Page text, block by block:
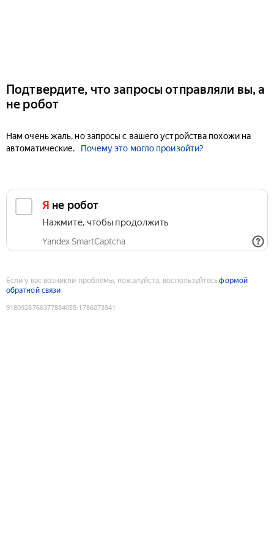
Подтвердите, что запросы отправляли вы, а
не робот
Нам очень жаль, но запросы с вашего устройства похожи на
автоматические.
Почему это могло произойти?
Я не робот
Нажмите, чтобы продолжить
Yandex SmartCaptcha
Если у вас возникли проблемы, пожалуйста, воспользуйтесьформой
обратной связи
9180928766377884055:1786073941